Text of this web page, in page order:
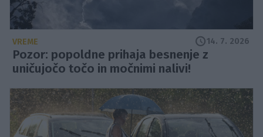
VREME 14. 7. 2026
Pozor: popoldne prihaja besnenje z
uničujočo točo in močnimi nalivi!